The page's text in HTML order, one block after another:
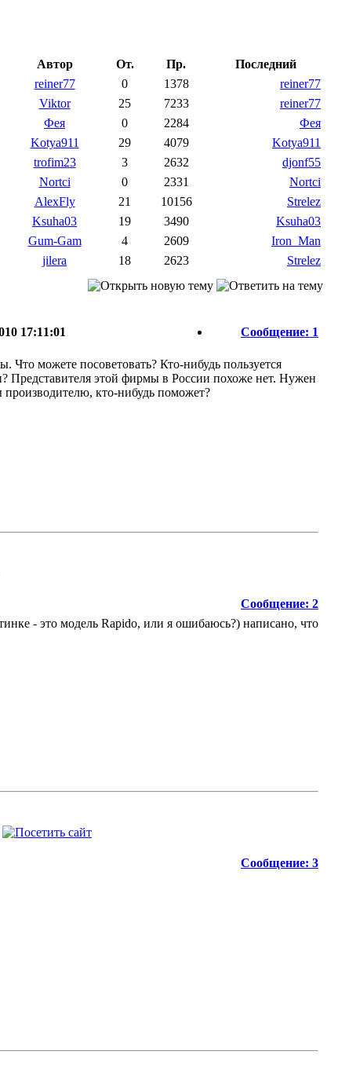
Автор От. Пр.
Последний
reiner77 0 1378
reiner77
Viktor 25 7233
reiner77
Фея 0 2284
Фея
Kotya911 29 4079
Kotya911
trofim23 3 2632
djonf55
Nortci 0 2331
Nortci
AlexFly 21 10156
Strelez
Ksuha03 19 3490
Ksuha03
Gum-Gam 4 2609
Iron_Man
jilera 18 2623
Strelez
17:11:01 Сообщение: 1
Что можете посоветовать? Кто-нибудь пользуется
Представителя этой фирмы в России похоже нет. Нужен
кто-нибудь поможет?
Сообщение: 2
- это модель Rapido, или я ошибаюсь?) написано, что
Сообщение: 3